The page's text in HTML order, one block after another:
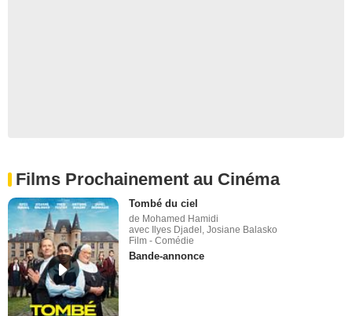
Films Prochainement au Cinéma
Tombé du ciel
de Mohamed Hamidi
avec Ilyes Djadel, Josiane Balasko
Film - Comédie
Bande-annonce